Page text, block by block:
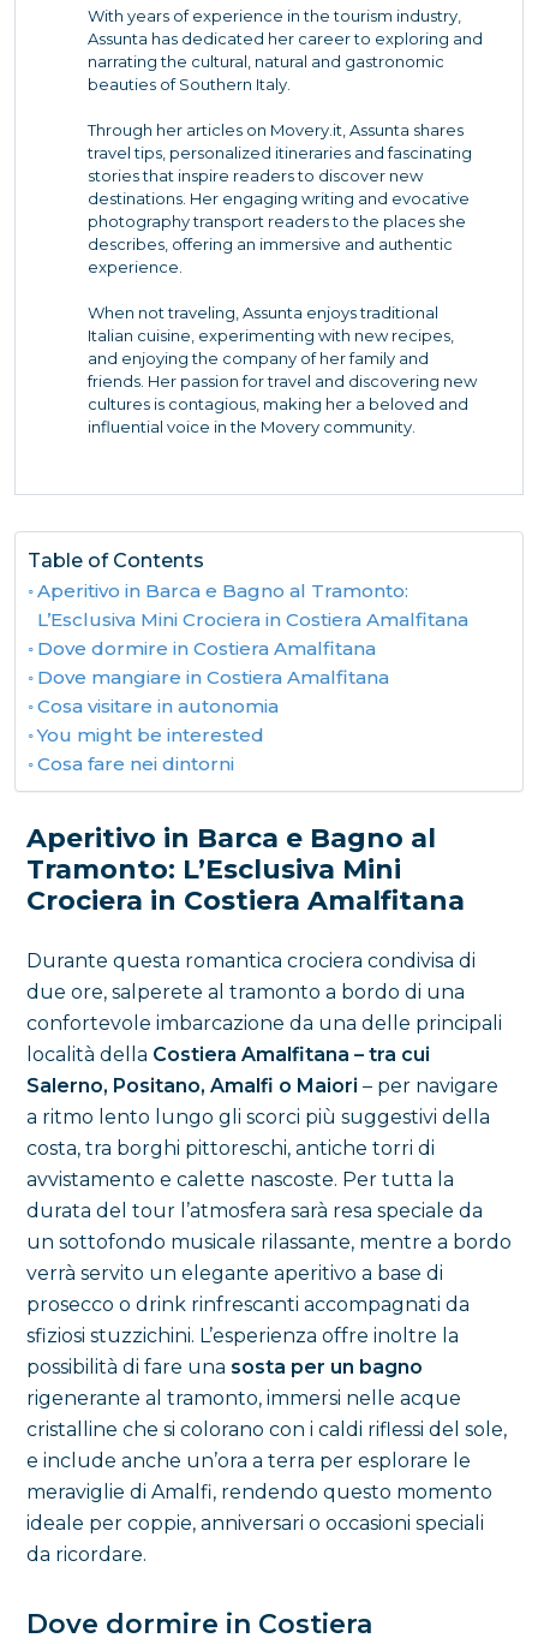
With years of experience in the tourism industry,
Assunta has dedicated her career to exploring and
narrating the cultural, natural and gastronomic
beauties of Southern Italy.
Through her articles on Movery.it, Assunta shares
travel tips, personalized itineraries and fascinating
stories that inspire readers to discover new
destinations. Her engaging writing and evocative
photography transport readers to the places she
describes, offering an immersive and authentic
experience.
When not traveling, Assunta enjoys traditional
Italian cuisine, experimenting with new recipes,
and enjoying the company of her family and
friends. Her passion for travel and discovering new
cultures is contagious, making her a beloved and
influential voice in the Movery community.
Table of Contents
Aperitivo in Barca e Bagno al Tramonto:
L’Esclusiva Mini Crociera in Costiera Amalfitana
Dove dormire in Costiera Amalfitana
Dove mangiare in Costiera Amalfitana
Cosa visitare in autonomia
You might be interested
Cosa fare nei dintorni
Aperitivo in Barca e Bagno al
Tramonto: L’Esclusiva Mini
Crociera in Costiera Amalfitana
Durante questa romantica crociera condivisa di
due ore, salperete al tramonto a bordo di una
confortevole imbarcazione da una delle principali
località della Costiera Amalfitana – tra cui
Salerno, Positano, Amalfi o Maiori – per navigare
a ritmo lento lungo gli scorci più suggestivi della
costa, tra borghi pittoreschi, antiche torri di
avvistamento e calette nascoste. Per tutta la
durata del tour l’atmosfera sarà resa speciale da
un sottofondo musicale rilassante, mentre a bordo
verrà servito un elegante aperitivo a base di
prosecco o drink rinfrescanti accompagnati da
sfiziosi stuzzichini. L’esperienza offre inoltre la
possibilità di fare una sosta per un bagno
rigenerante al tramonto, immersi nelle acque
cristalline che si colorano con i caldi riflessi del sole,
e include anche un’ora a terra per esplorare le
meraviglie di Amalfi, rendendo questo momento
ideale per coppie, anniversari o occasioni speciali
da ricordare.
Dove dormire in Costiera